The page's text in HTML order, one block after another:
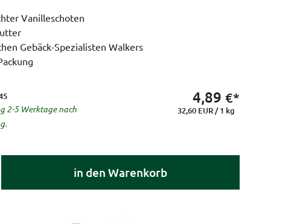
Vanilleschoten
Gebäck-Spezialisten Walkers
2-5 Werktage nach
4,89 €*
32,60 EUR / 1 kg
in den Warenkorb